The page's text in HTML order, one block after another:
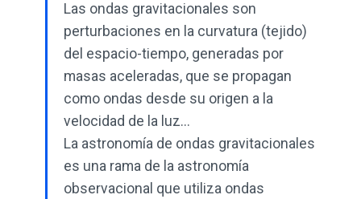
Las ondas gravitacionales son
perturbaciones en la curvatura (tejido)
del espacio-tiempo, generadas por
masas aceleradas, que se propagan
como ondas desde su origen a la
velocidad de la luz...
La astronomía de ondas gravitacionales
es una rama de la astronomía
observacional que utiliza ondas